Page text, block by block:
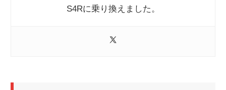
S4Rに乗り換えました。